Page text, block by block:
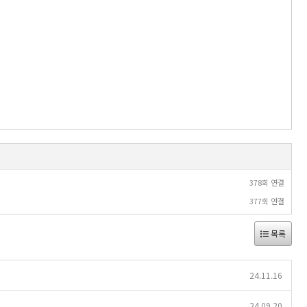
378회 연결
377회 연결
목록
24.11.16